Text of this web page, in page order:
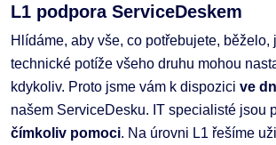
L1 podpora ServiceDeskem
Hlídáme, aby vše, co potřebujete, běželo,
technické potíže všeho druhu mohou
kdykoliv. Proto jsme vám k dispozici ve
našem ServiceDesku. IT specialisté jsou
čímkoliv pomoci. Na úrovni L1 řešíme